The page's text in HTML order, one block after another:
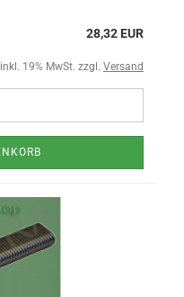
28,32 EUR
inkl. 19% MwSt. zzgl. Versand